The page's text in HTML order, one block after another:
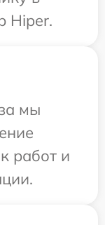
Hiper.
мы
работ и